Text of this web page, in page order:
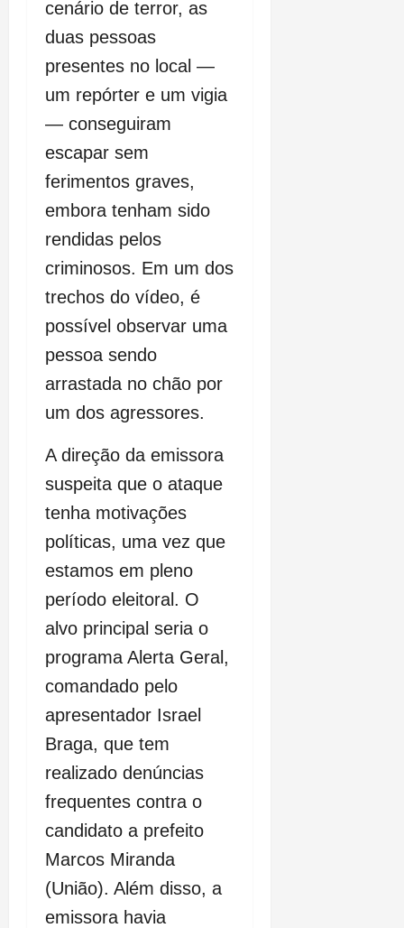
cenário de terror, as
duas pessoas
presentes no local —
um repórter e um vigia
— conseguiram
escapar sem
ferimentos graves,
embora tenham sido
rendidas pelos
criminosos. Em um dos
trechos do vídeo, é
possível observar uma
pessoa sendo
arrastada no chão por
um dos agressores.
A direção da emissora
suspeita que o ataque
tenha motivações
políticas, uma vez que
estamos em pleno
período eleitoral. O
alvo principal seria o
programa Alerta Geral,
comandado pelo
apresentador Israel
Braga, que tem
realizado denúncias
frequentes contra o
candidato a prefeito
Marcos Miranda
(União). Além disso, a
emissora havia